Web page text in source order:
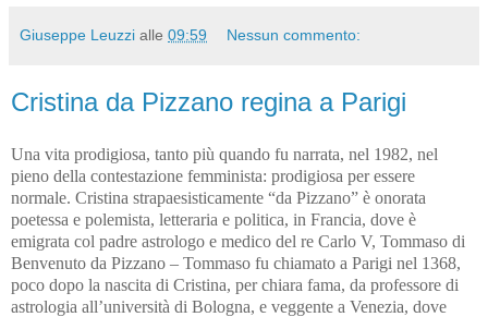
Giuseppe Leuzzi alle 09:59 Nessun commento:
Cristina da Pizzano regina a Parigi
Una vita prodigiosa, tanto più quando fu narrata, nel 1982, nel
pieno della contestazione femminista: prodigiosa per essere
normale. Cristina strapaesisticamente “da Pizzano” è onorata
poetessa e polemista, letteraria e politica, in Francia, dove è
emigrata col padre astrologo e medico del re Carlo V, Tommaso di
Benvenuto da Pizzano – Tommaso fu chiamato a Parigi nel 1368,
poco dopo la nascita di Cristina, per chiara fama, da professore di
astrologia all’università di Bologna, e veggente a Venezia, dove